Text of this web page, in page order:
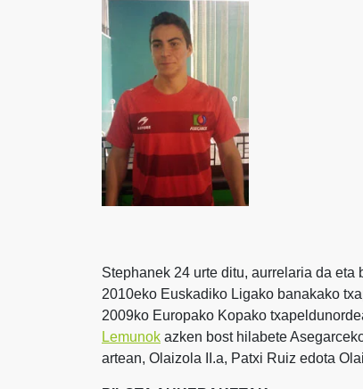
Stephanek 24 urte ditu, aurrelaria da
2010eko Euskadiko Ligako banakako
2009ko Europako Kopako
Lemunok azken bost hilabete
artean, Olaizola II.a, Patxi Ruiz edota